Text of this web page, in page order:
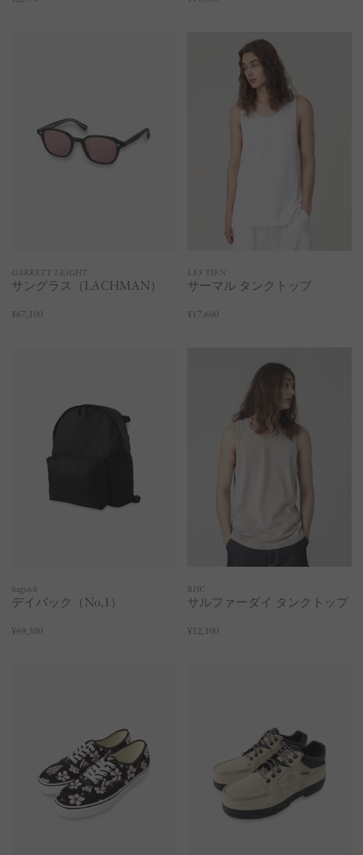
GARRETT LEIGHT
サングラス（LACHMAN）
¥67,100
LES TIEN
サーマル タンクトップ
¥17,600
bagjack
デイパック（No,1）
¥69,300
RHC
サルファーダイ タンクトップ
¥12,100